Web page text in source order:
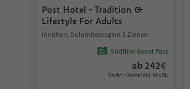
Post Hotel - Tradition &
Lifestyle For Adults
Innichen, Dolomitenregion 3 Zinnen
Südtirol Guest Pass
ab 242€
Nacht / Gäste Inkl. MwSt.